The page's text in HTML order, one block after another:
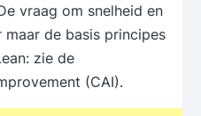
vraag om snelheid en
de basis principes
zie de
(CAI).